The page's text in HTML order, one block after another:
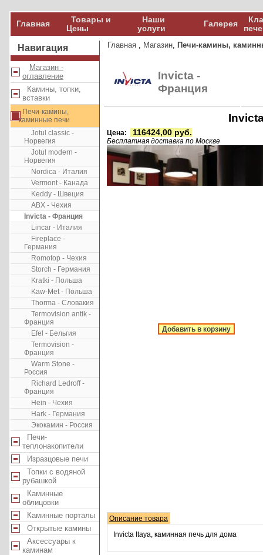
Главная
Товары и
Цены
Наши
услуги
Галерея
Навигация
Магазин -
оглавление
Камины, топки,
вставки
Печи-камины,
каминные печи
Jotul classic -
Норвегия
Jotul modern -
Норвегия
Nordica - Италия
Vermont - Канада
Keddy - Швеция
ABX - Чехия
Invicta - Франция
Lincar - Италия
Fireplace -
Германия
Romotop - Чехия
Storch - Германия
Kratki - Польша
Kaw-Met - Польша
Thorma - Словакия
Termovision antik -
Франция
Efel - Бельгия
Termovision -
Франция
Warm Stone -
Россия
Richard Ledroff -
Франция
Hein - Чехия
Hark - Германия
Экокамин - Россия
Печи-
теплонакопители
Изразцовые печи
Топки с водяной
рубашкой
Каминные
облицовки
Каминные порталы
Открытые камины
Аксессуары к
каминам
Главная , Магазин, Печи-камины,
Invicta -
Франция
Цена: 116424,00 руб.
Бесплатная доставка по Москве
Добавить в корзину
Описание товара
Invicta Itaya, каминная печь для дома